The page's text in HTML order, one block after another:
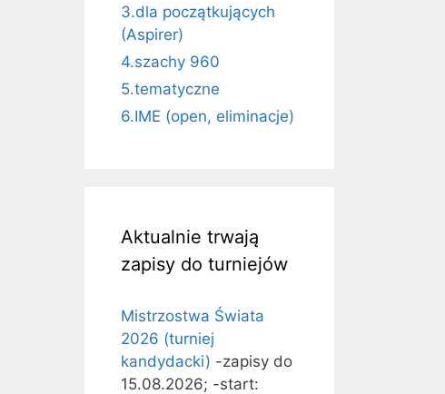
3.dla początkujących
(Aspirer)
4.szachy 960
5.tematyczne
6.IME (open, eliminacje)
Aktualnie trwają
zapisy do turniejów
Mistrzostwa Świata
2026 (turniej
kandydacki) -zapisy do
15.08.2026; -start: